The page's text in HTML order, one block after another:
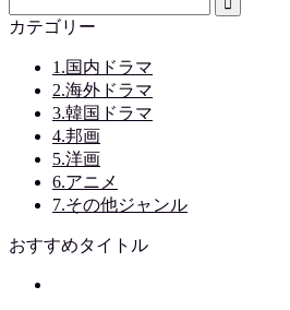
カテゴリー
1.国内ドラマ
2.海外ドラマ
3.韓国ドラマ
4.邦画
5.洋画
6.アニメ
7.その他ジャンル
おすすめタイトル